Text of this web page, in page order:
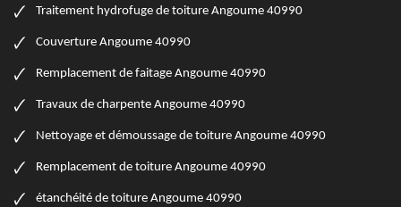
Traitement hydrofuge de toiture Angoume 40990
Couverture Angoume 40990
Remplacement de faitage Angoume 40990
Travaux de charpente Angoume 40990
Nettoyage et démoussage de toiture Angoume 40990
Remplacement de toiture Angoume 40990
étanchéité de toiture Angoume 40990